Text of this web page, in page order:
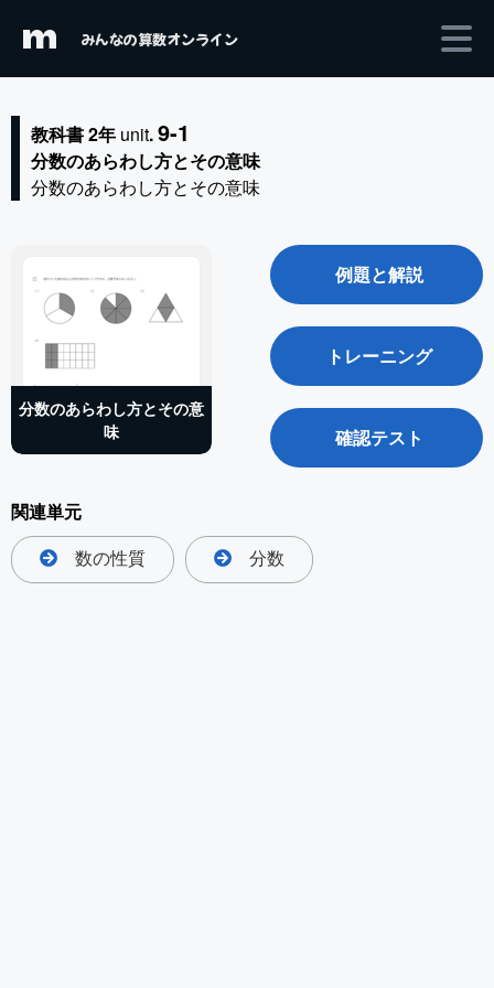
m みんなの算数オンライン
教科書 2年 unit.9-1
分数のあらわし方とその意味
分数のあらわし方とその意味
分数のあらわし方とその意
味
例題と解説
トレーニング
確認テスト
関連単元
数の性質 分数